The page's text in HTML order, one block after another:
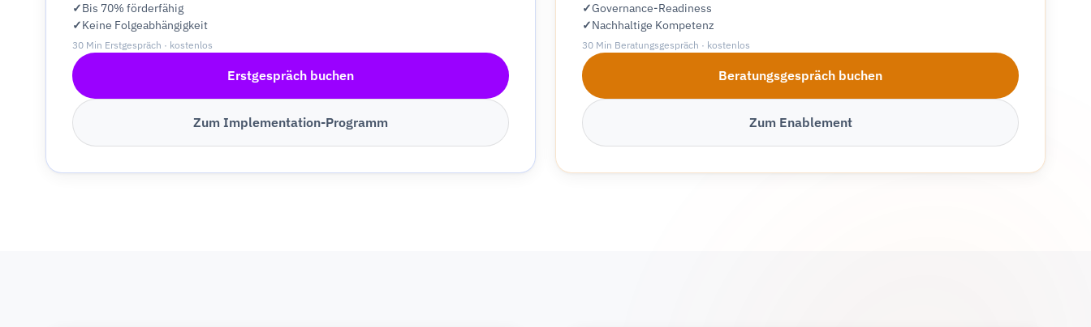
Bis 70% förderfähig
Keine Folgeabhängigkeit
30 Min Erstgespräch · kostenlos
Erstgespräch buchen
Zum Implementation-Programm
Governance-Readiness
Nachhaltige Kompetenz
30 Min Beratungsgespräch · kostenlos
Beratungsgespräch buchen
Zum Enablement